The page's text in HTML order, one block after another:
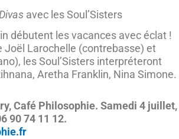
avec les Soul’Sisters
débutent les vacances avec éclat !
Joël Larochelle (contrebasse) et
les Soul’Sisters interpréteront
Aretha Franklin, Nina Simone.
Café Philosophie. Samedi 4 juillet,
90 74 11 12.